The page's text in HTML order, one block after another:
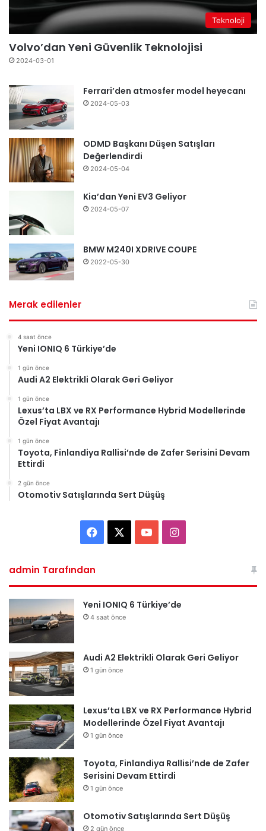
Teknoloji
Volvo’dan Yeni Güvenlik Teknolojisi
2024-03-01
Ferrari’den atmosfer model heyecanı
2024-05-03
ODMD Başkanı Düşen Satışları
Değerlendirdi
2024-05-04
Kia’dan Yeni EV3 Geliyor
2024-05-07
BMW M240I XDRIVE COUPE
2022-05-30
Merak edilenler
4 saat önce
Yeni IONIQ 6 Türkiye’de
1 gün önce
Audi A2 Elektrikli Olarak Geri Geliyor
1 gün önce
Lexus’ta LBX ve RX Performance Hybrid Modellerinde
Özel Fiyat Avantajı
1 gün önce
Toyota, Finlandiya Rallisi’nde de Zafer Serisini Devam
Ettirdi
2 gün önce
Otomotiv Satışlarında Sert Düşüş
e
o
o
T
b
I
t
m
admin Tarafından
Yeni IONIQ 6 Türkiye’de
4 saat önce
Audi A2 Elektrikli Olarak Geri Geliyor
1 gün önce
Lexus’ta LBX ve RX Performance Hybrid
Modellerinde Özel Fiyat Avantajı
1 gün önce
Toyota, Finlandiya Rallisi’nde de Zafer
Serisini Devam Ettirdi
1 gün önce
Otomotiv Satışlarında Sert Düşüş
2 gün önce